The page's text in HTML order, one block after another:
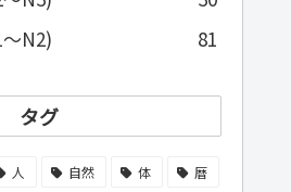
N2)
81
タグ
人 自然 体
暦